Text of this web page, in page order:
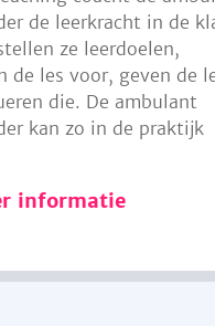
de leerkracht in de
ze leerdoelen,
de les voor, geven de
die. De ambulant
kan zo in de praktijk
informatie